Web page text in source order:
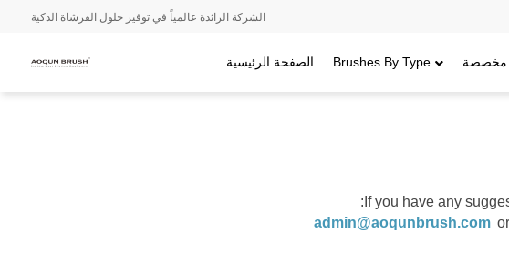
الشركة الرائدة عالمياً في توفير حلول الفرشاة الذكية
الصفحة الرئيسية Brushes By Type مخصصة
If you have any
admin@aoqunbrush.com